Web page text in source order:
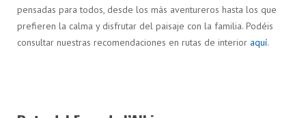
pensadas para todos, desde los más aventureros hasta los que
prefieren la calma y disfrutar del paisaje con la familia. Podéis
consultar nuestras recomendaciones en rutas de interior aquí.